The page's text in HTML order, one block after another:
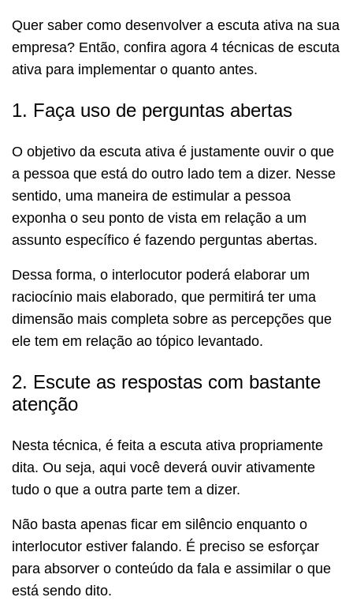
Quer saber como desenvolver a escuta ativa na sua
empresa? Então, confira agora 4 técnicas de escuta
ativa para implementar o quanto antes.
1. Faça uso de perguntas abertas
O objetivo da escuta ativa é justamente ouvir o que
a pessoa que está do outro lado tem a dizer. Nesse
sentido, uma maneira de estimular a pessoa
exponha o seu ponto de vista em relação a um
assunto específico é fazendo perguntas abertas.
Dessa forma, o interlocutor poderá elaborar um
raciocínio mais elaborado, que permitirá ter uma
dimensão mais completa sobre as percepções que
ele tem em relação ao tópico levantado.
2. Escute as respostas com bastante
atenção
Nesta técnica, é feita a escuta ativa propriamente
dita. Ou seja, aqui você deverá ouvir ativamente
tudo o que a outra parte tem a dizer.
Não basta apenas ficar em silêncio enquanto o
interlocutor estiver falando. É preciso se esforçar
para absorver o conteúdo da fala e assimilar o que
está sendo dito.